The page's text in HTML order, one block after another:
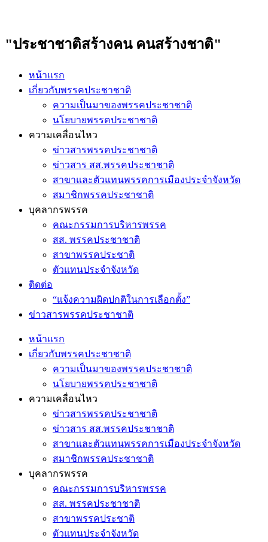
"ประชาชาติสร้างคน คนสร้างชาติ"
หน้าแรก
เกี่ยวกับพรรคประชาชาติ
ความเป็นมาของพรรคประชาชาติ
นโยบายพรรคประชาชาติ
ความเคลื่อนไหว
ข่าวสารพรรคประชาชาติ
ข่าวสาร สส.พรรคประชาชาติ
สาขาและตัวแทนพรรคการเมืองประจำจังหวัด
สมาชิกพรรคประชาชาติ
บุคลากรพรรค
คณะกรรมการบริหารพรรค
สส. พรรคประชาชาติ
สาขาพรรคประชาติ
ตัวแทนประจำจังหวัด
ติดต่อ
“แจ้งความผิดปกติในการเลือกตั้ง”
ข่าวสารพรรคประชาชาติ
หน้าแรก
เกี่ยวกับพรรคประชาชาติ
ความเป็นมาของพรรคประชาชาติ
นโยบายพรรคประชาชาติ
ความเคลื่อนไหว
ข่าวสารพรรคประชาชาติ
ข่าวสาร สส.พรรคประชาชาติ
สาขาและตัวแทนพรรคการเมืองประจำจังหวัด
สมาชิกพรรคประชาชาติ
บุคลากรพรรค
คณะกรรมการบริหารพรรค
สส. พรรคประชาชาติ
สาขาพรรคประชาติ
ตัวแทนประจำจังหวัด